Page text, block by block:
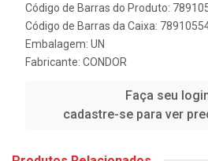
Código de Barras do Produto:
Código de Barras da Caixa:
Embalagem: UN
Fabricante: CONDOR
Faça seu
cadastre-se para ver